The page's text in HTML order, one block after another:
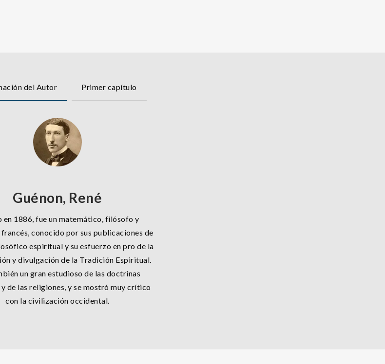
del Autor Primer capítulo
Guénon, René
en 1886, fue un matemático, filósofo y
conocido por sus publicaciones de
espiritual y su esfuerzo en pro de la
y divulgación de la Tradición Espiritual.
un gran estudioso de las doctrinas
de las religiones, y se mostró muy crítico
con la civilización occidental.